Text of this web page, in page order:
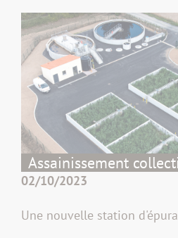
Assainissement
02/10/2023
Une nouvelle station